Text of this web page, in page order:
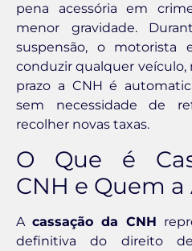
pena acessória em
menor gravidade.
suspensão, o motorista
conduzir qualquer veículo,
prazo a CNH é
sem necessidade de
recolher novas taxas.
O Que é
CNH e Quem a
A cassação da CNH
definitiva do direito